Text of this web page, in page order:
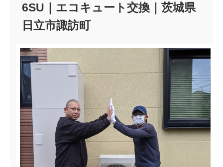
6SU｜エコキュート交換｜茨城県
日立市諏訪町